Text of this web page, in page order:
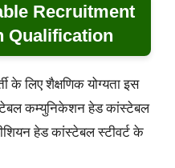
Recruitment
Qualification
के लिए शैक्षणिक योग्यता इस
कम्युनिकेशन हेड कांस्टेबल
हेड कांस्टेबल स्टीवर्ट के